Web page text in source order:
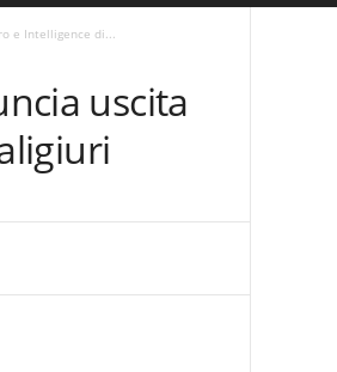
e Intelligence di...
uscita